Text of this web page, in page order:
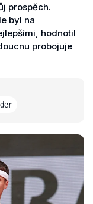
prospěch.
byl na
hodnotil
probojuje